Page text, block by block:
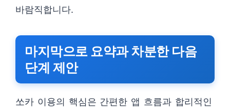
바람직합니다.
마지막으로 요약과 차분한 다음
단계 제안
쏘카 이용의 핵심은 간편한 앱 흐름과 합리적인